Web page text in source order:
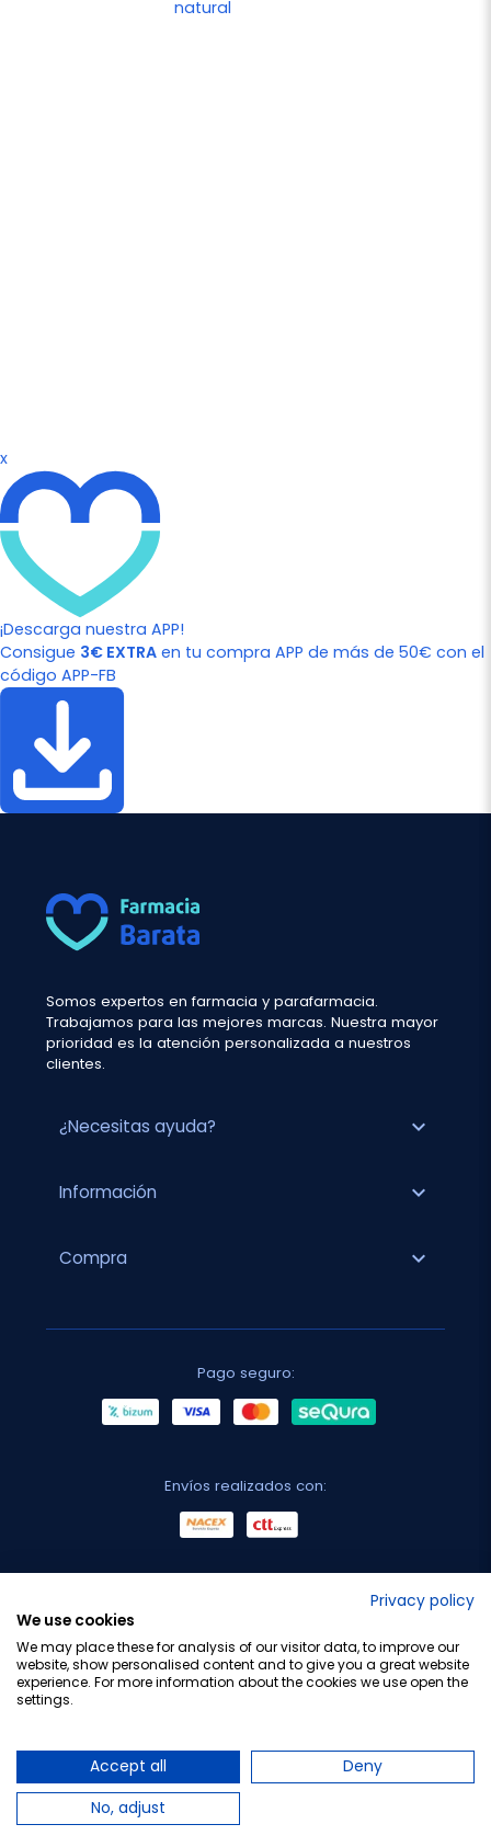
natural
x
¡Descarga nuestra APP!
Consigue 3€ EXTRA en tu compra APP de más de 50€ con el
código APP-FB
Somos expertos en farmacia y parafarmacia.
Trabajamos para las mejores marcas. Nuestra mayor
prioridad es la atención personalizada a nuestros
clientes.
¿Necesitas ayuda? expand_more
Información expand_more
Compra expand_more
Pago seguro:
Envíos realizados con:
Privacy policy
We use cookies
We may place these for analysis of our visitor data, to improve our
website, show personalised content and to give you a great website
experience. For more information about the cookies we use open the
settings.
Accept all
Deny
No, adjust